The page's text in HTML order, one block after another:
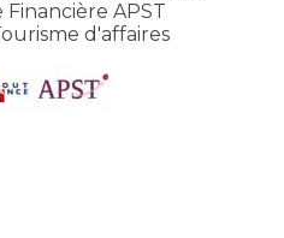
Financière APST
d'affaires